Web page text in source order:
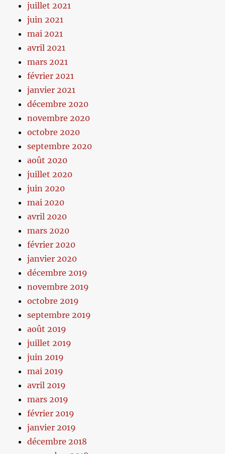
juillet 2021
juin 2021
mai 2021
avril 2021
mars 2021
février 2021
janvier 2021
décembre 2020
novembre 2020
octobre 2020
septembre 2020
août 2020
juillet 2020
juin 2020
mai 2020
avril 2020
mars 2020
février 2020
janvier 2020
décembre 2019
novembre 2019
octobre 2019
septembre 2019
août 2019
juillet 2019
juin 2019
mai 2019
avril 2019
mars 2019
février 2019
janvier 2019
décembre 2018